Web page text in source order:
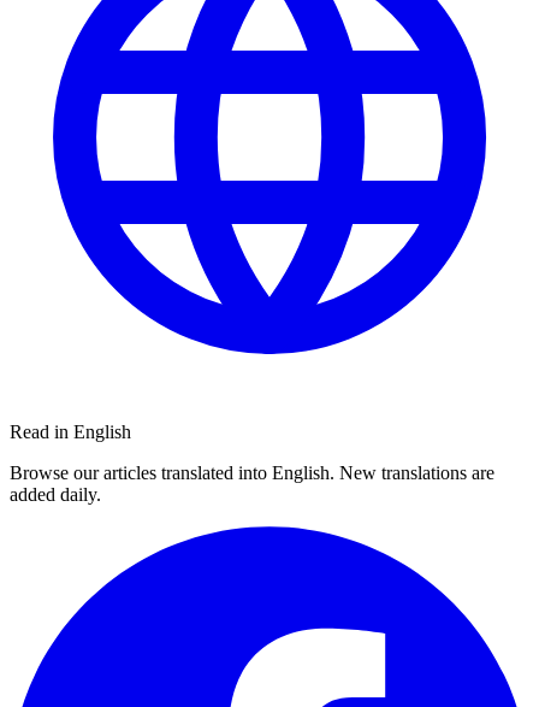
Read in English
Browse our articles translated into English. New translations are
added daily.